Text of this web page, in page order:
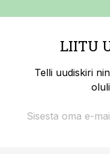
LIITU
Telli uudiskiri